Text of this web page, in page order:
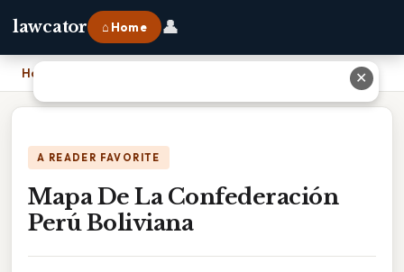
lawcator ⌂ Home 👤
Home
A READER FAVORITE
Mapa De La Confederación
Perú Boliviana
✕